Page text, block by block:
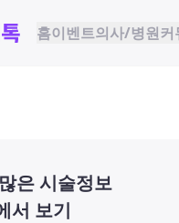
홈이벤트의사/병원커
은 시술정보
서 보기